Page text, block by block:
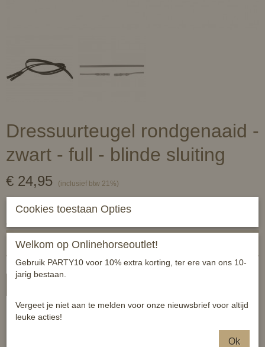
Dressuurteugel rondgenaaid -
zwart - full - blinde sluiting
€ 24,95 (inclusief btw 21%)
Aantal
Fijne dressuurteugels van mooi leer. 15mm breed.
Cookies toestaan Opties
Welkom op Onlinehorseoutlet!
Gebruik PARTY10 voor 10% extra korting, ter ere van ons 10-
jarig bestaan.
Vergeet je niet aan te melden voor onze nieuwsbrief voor altijd
leuke acties!
Ok